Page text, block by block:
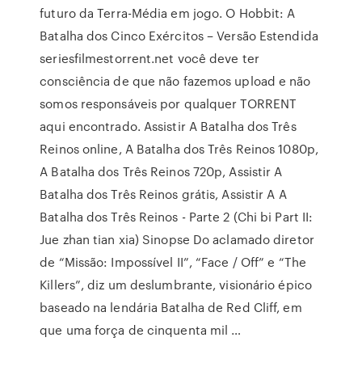
futuro da Terra-Média em jogo. O Hobbit: A
Batalha dos Cinco Exércitos – Versão Estendida
seriesfilmestorrent.net você deve ter
consciência de que não fazemos upload e não
somos responsáveis por qualquer TORRENT
aqui encontrado. Assistir A Batalha dos Três
Reinos online, A Batalha dos Três Reinos 1080p,
A Batalha dos Três Reinos 720p, Assistir A
Batalha dos Três Reinos grátis, Assistir A A
Batalha dos Três Reinos - Parte 2 (Chi bi Part II:
Jue zhan tian xia) Sinopse Do aclamado diretor
de “Missão: Impossível II”, “Face / Off” e “The
Killers”, diz um deslumbrante, visionário épico
baseado na lendária Batalha de Red Cliff, em
que uma força de cinquenta mil …